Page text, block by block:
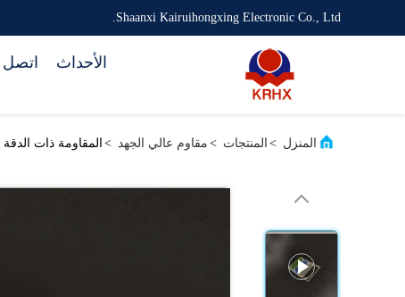
Shaanxi Kairuihongxing Electronic Co., Ltd.
اتصل الأحداث
المنزل > المنتجات > مقاوم عالي الجهد > المقاومة ذات